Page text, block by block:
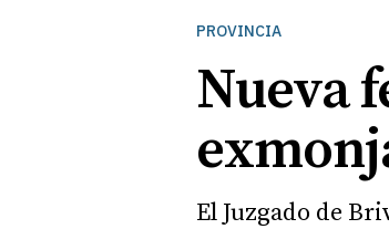
PROVINCIA
Nueva
El Juzgado de